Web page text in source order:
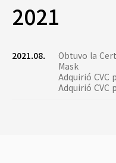
2021
2021.08.
Obtuvo la
Mask
Adquirió CVC
Adquirió CVC